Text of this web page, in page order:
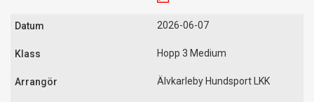
2026-06-07
Hopp 3 Medium
Älvkarleby Hundsport LKK